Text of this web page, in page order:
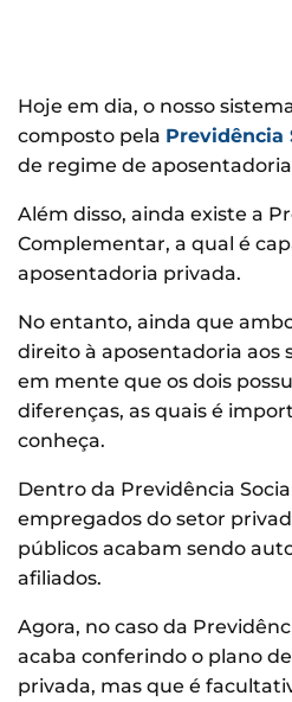
Hoje em dia, o nosso
composto pela Previdência
de regime de
Além disso, ainda existe a
Complementar, a qual é
aposentadoria privada.
No entanto, ainda que
direito à aposentadoria aos
em mente que os dois
diferenças, as quais é
conheça.
Dentro da Previdência
empregados do setor
públicos acabam sendo
afiliados.
Agora, no caso da
acaba conferindo o plano
privada, mas que é